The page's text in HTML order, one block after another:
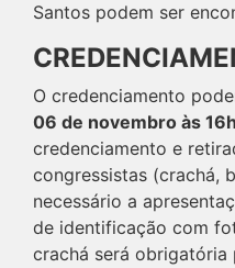
Santos podem ser
O credenciamento
06 de novembro às
credenciamento e
congressistas (crachá,
necessário a
de identificação com
crachá será